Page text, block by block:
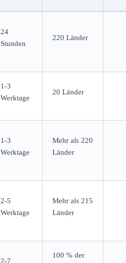
24
Stunden
220 Länder
1-3
Werktage
20 Länder
1-3
Werktage
Mehr als 220
Länder
2-5
Werktage
Mehr als 215
Länder
2-7
100 % der